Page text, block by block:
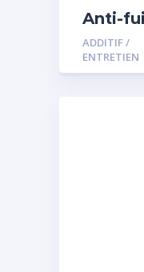
Anti-
pour
assistée
ADDITIF /
ENTRETIEN